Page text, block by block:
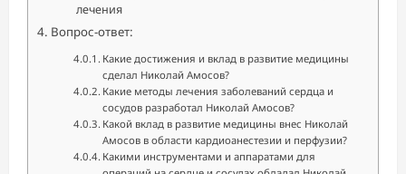
лечения
Вопрос-ответ:
Какие достижения и вклад в развитие медицины
сделал Николай Амосов?
Какие методы лечения заболеваний сердца и
сосудов разработал Николай Амосов?
Какой вклад в развитие медицины внес Николай
Амосов в области кардиоанестезии и перфузии?
Какими инструментами и аппаратами для